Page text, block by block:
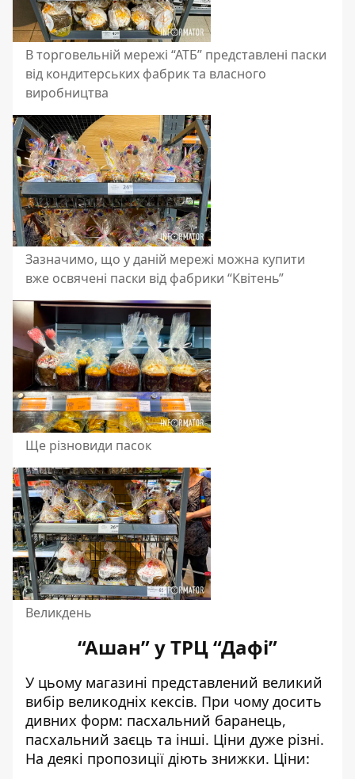
В торговельній мережі “АТБ” представлені паски
від кондитерських фабрик та власного
виробництва
Зазначимо, що у даній мережі можна купити
вже освячені паски від фабрики “Квітень”
Ще різновиди пасок
Великдень
“Ашан” у ТРЦ “Дафі”
У цьому магазині представлений великий
вибір великодніх кексів. При чому досить
дивних форм: пасхальний баранець,
пасхальний заєць та інші. Ціни дуже різні.
На деякі пропозиції діють знижки. Ціни: